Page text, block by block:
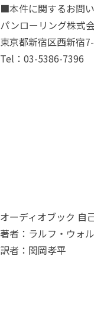
■本件に関するお問
パンローリング株
東京都新宿区西新宿
Tel：03-5386-7396
オーディオブック 自
著者：ラルフ・ウォ
訳者：関岡孝平